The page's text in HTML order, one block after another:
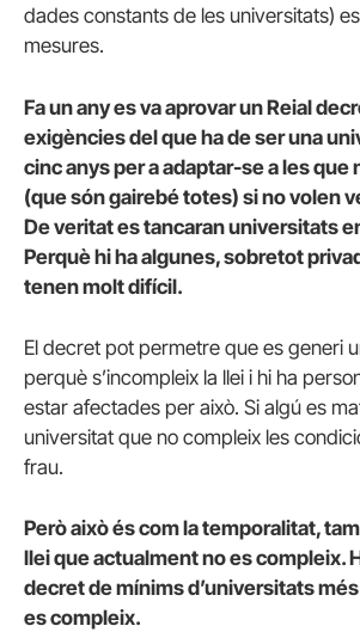
dades constants de les universitats)
mesures.
Fa un any es va aprovar un Reial
exigències del que ha de ser una
cinc anys per a adaptar-se a les que
(que són gairebé totes) si no volen
De veritat es tancaran universitats
Perquè hi ha algunes, sobretot
tenen molt difícil.
El decret pot permetre que es generi
perquè s’incompleix la llei i hi ha
estar afectades per això. Si algú es
universitat que no compleix les
frau.
Però això és com la temporalitat,
llei que actualment no es compleix.
decret de mínims d’universitats
es compleix.